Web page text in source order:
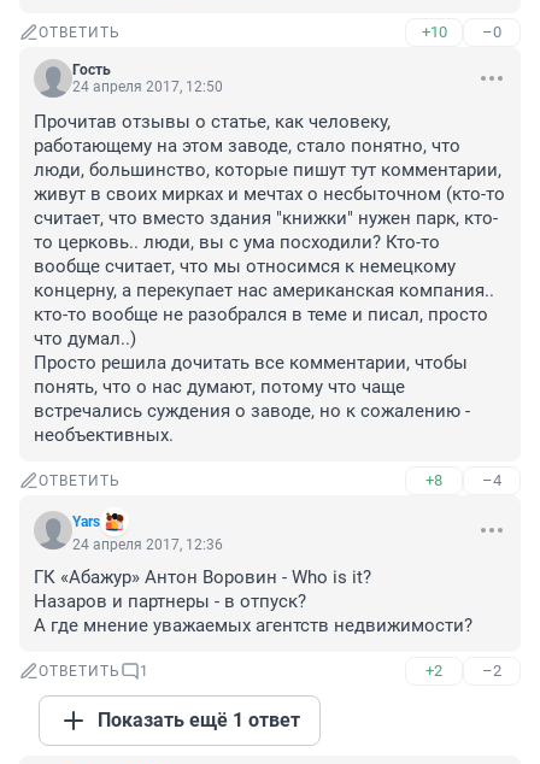
ОТВЕТИТЬ +10 –0
Гость
24 апреля 2017, 12:50
Прочитав отзывы о статье, как человеку,
работающему на этом заводе, стало понятно, что
люди, большинство, которые пишут тут комментарии,
живут в своих мирках и мечтах о несбыточном (кто-то
считает, что вместо здания "книжки" нужен парк, кто-
то церковь.. люди, вы с ума посходили? Кто-то
вообще считает, что мы относимся к немецкому
концерну, а перекупает нас американская компания..
кто-то вообще не разобрался в теме и писал, просто
что думал..)
Просто решила дочитать все комментарии, чтобы
понять, что о нас думают, потому что чаще
встречались суждения о заводе, но к сожалению -
необъективных.
ОТВЕТИТЬ +8 –4
Yars
24 апреля 2017, 12:36
ГК «Абажур» Антон Воровин - Who is it?
Назаров и партнеры - в отпуск?
А где мнение уважаемых агентств недвижимости?
ОТВЕТИТЬ 1 +2 –2
Показать ещё 1 ответ